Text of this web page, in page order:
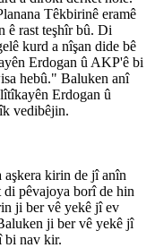
Têkbirinê eramê
ê rast teşhîr bû. Di
kurd a nîşan dide bê
Erdogan û AKP'ê bi
hebû." Baluken anî
Erdogan û
vedibêjin.
kirin de jî anîn
di pêvajoya borî de hin
ji ber vê yekê jî ev
ji ber vê yekê jî
bi nav kir.